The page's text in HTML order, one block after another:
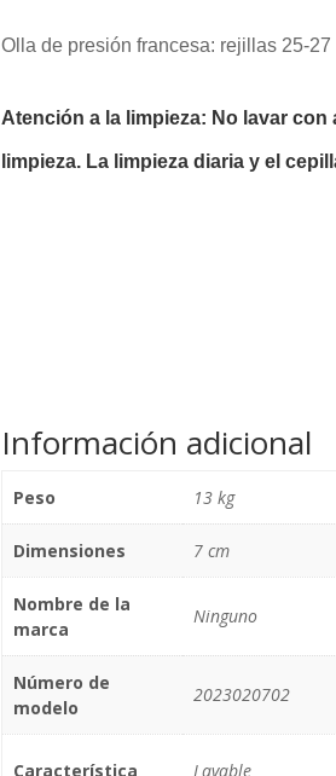
Olla de presión francesa: rejillas 25-
Atención a la limpieza: No lavar
limpieza. La limpieza diaria y el
Información adicional
Peso 13 kg
Dimensiones 7 cm
Nombre de la
marca
Ninguno
Número de
modelo
2023020702
Característica Lavable